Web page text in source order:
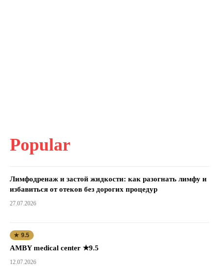
Popular
Лимфодренаж и застой жидкости: как разогнать лимфу и
избавиться от отеков без дорогих процедур
27.07.2026
★ 9.5
AMBY medical center ★9.5
12.07.2026